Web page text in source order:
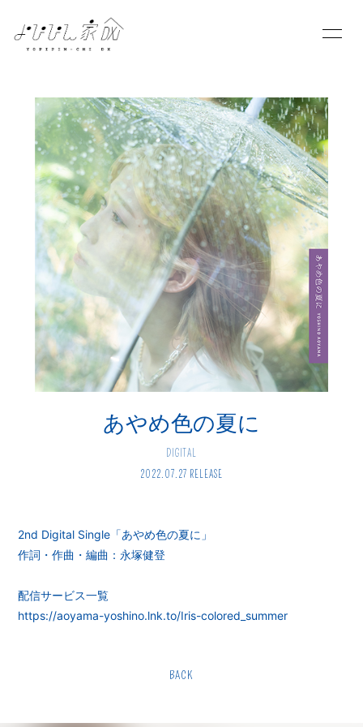
SCHEDULE
PROFILE
VIDEO
DISCOGRAPHY
BLOG
MOVIE
PHOTO
会員登録 ログイン
あやめ色の夏に
DIGITAL
2022.07.27 RELEASE
2nd Digital Single「あやめ色の夏に」
作詞・作曲・編曲：永塚健登
配信サービス一覧
https://aoyama-yoshino.lnk.to/Iris-colored_summer
BACK